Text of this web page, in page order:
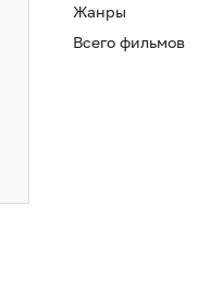
Жанры
Всего фильмов